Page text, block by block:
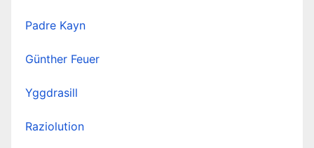
Padre Kayn
Günther Feuer
Yggdrasill
Raziolution